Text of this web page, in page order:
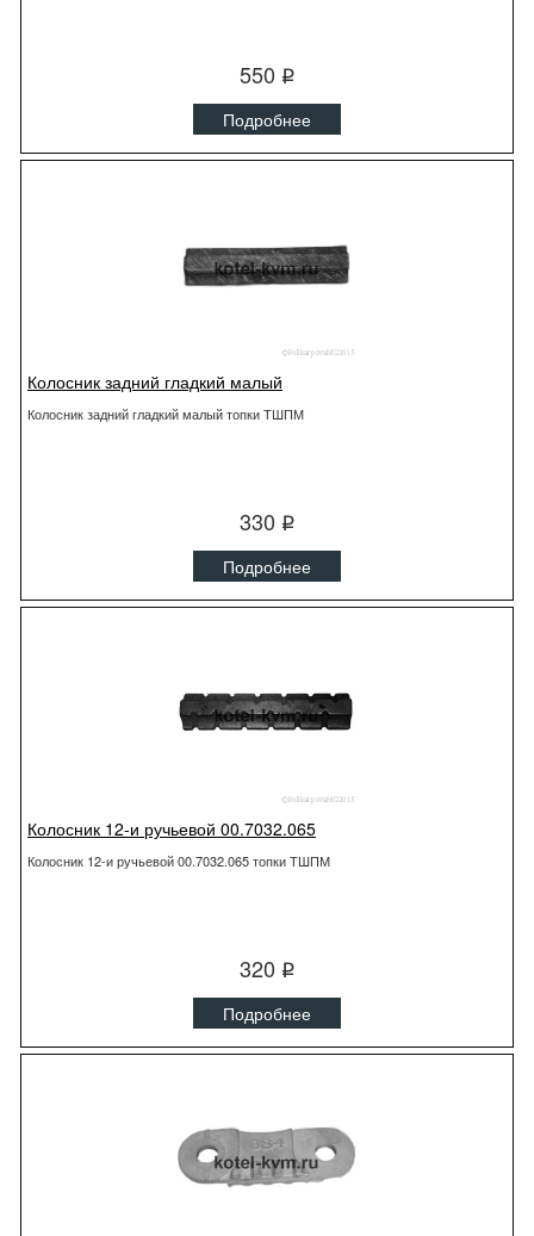
550 q
Подробнее
Колосник задний гладкий малый
Колосник задний гладкий малый топки ТШПМ
330 q
Подробнее
Колосник 12-и ручьевой 00.7032.065
Колосник 12-и ручьевой 00.7032.065 топки ТШПМ
320 q
Подробнее